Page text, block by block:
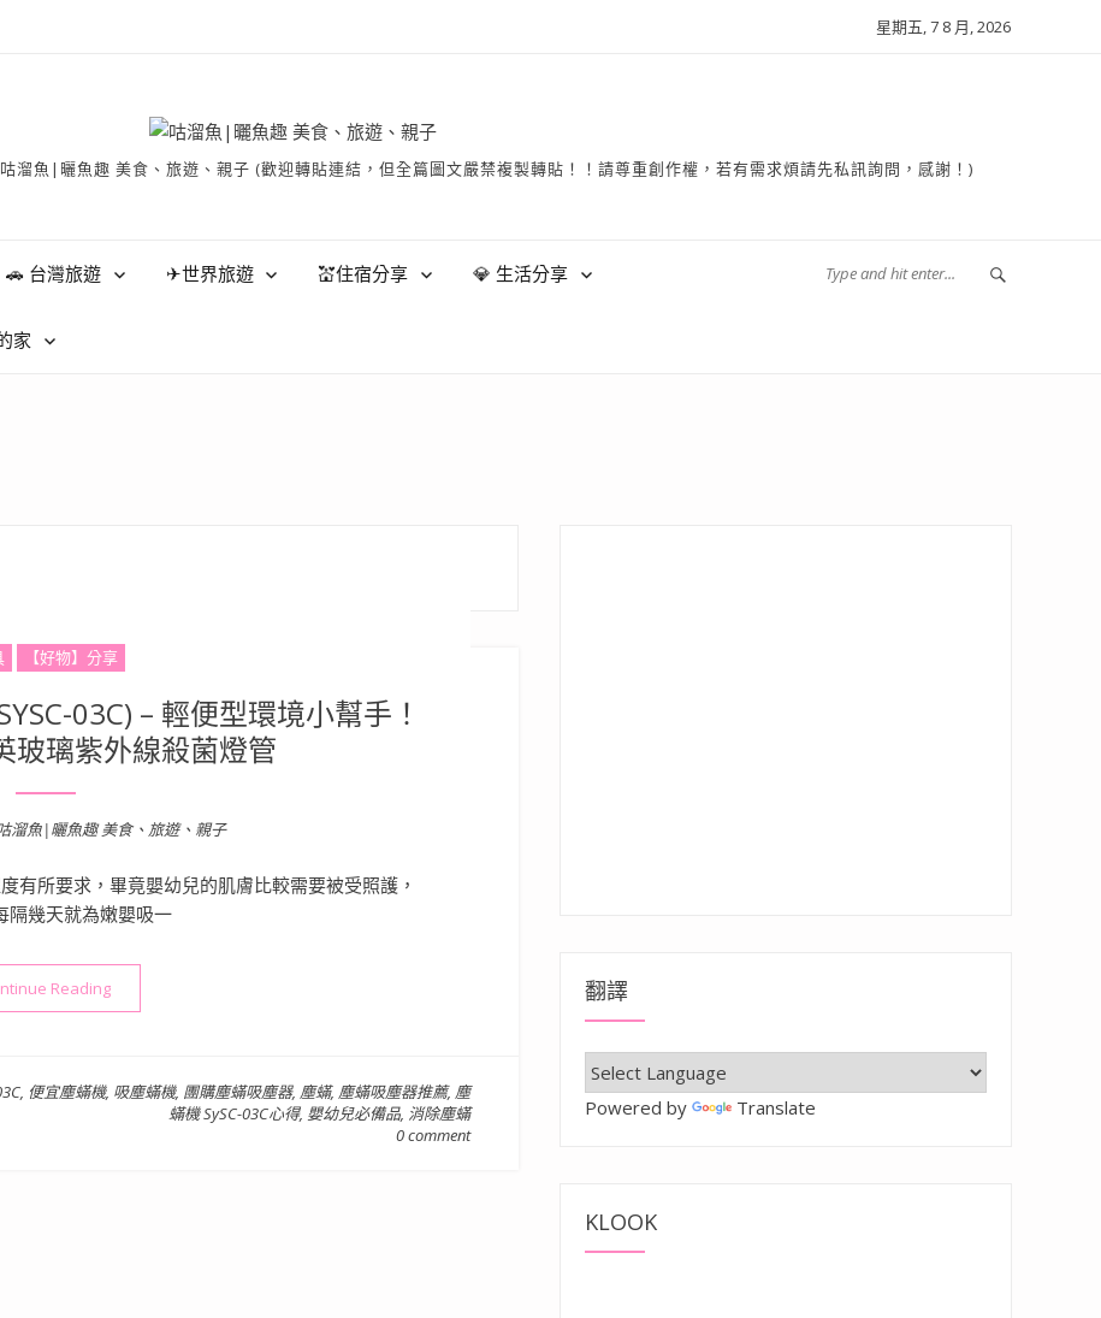
星期五, 7 8 月, 2026
魚|曬魚趣 美食、旅遊、親子 (歡迎轉貼連結，但全篇圖文嚴禁複製轉貼！！請尊重創作權，若有需求煩請先私訊詢問，感謝！)
🚗 台灣旅遊 ✈世界旅遊 💒住宿分享 💎 生活分享
家
【好物】分享
03C) – 輕便型環境小幫手！
玻璃紫外線殺菌燈管
溜魚|曬魚趣 美食、旅遊、親子
有所要求，畢竟嬰幼兒的肌膚比較需要被受照護，
隔幾天就為嫩嬰吸一
Reading“【家電】台灣三洋塵蟎機(SYSC-03C) – 輕便型環境小幫手！強吸力結合石英玻璃紫外線殺菌燈管”
, 便宜塵蟎機, 吸塵蟎機, 團購塵蟎吸塵器, 塵蟎, 塵蟎吸塵器推薦, 塵
蟎機 SySC-03C心得, 嬰幼兒必備品, 消除塵蟎
0 comment
翻譯
Powered by Translate
KLOOK